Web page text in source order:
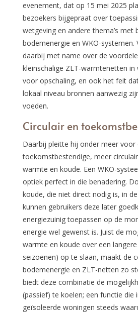
evenement, dat op 15 mei 2025
bezoekers bijgepraat over
wetgeving en andere thema’s met
bodemenergie en WKO-systemen.
daarbij met name over de
kleinschalige ZLT-warmtenetten in
voor opschaling, en ook het feit
lokaal niveau bronnen aanwezig
voeden.
Circulair en
Daarbij pleitte hij onder meer voor
toekomstbestendige, meer
warmte en koude. Een WKO-
optiek perfect in die benadering.
koude, die niet direct nodig is, in
kunnen gebruikers deze later
energiezuinig toepassen op de
energie wel gewenst is. Juist de
warmte en koude over een
seizoenen) op te slaan, maakt de
bodemenergie en ZLT-netten zo
biedt deze combinatie de
(passief) te koelen; een functie die
geïsoleerde woningen steeds